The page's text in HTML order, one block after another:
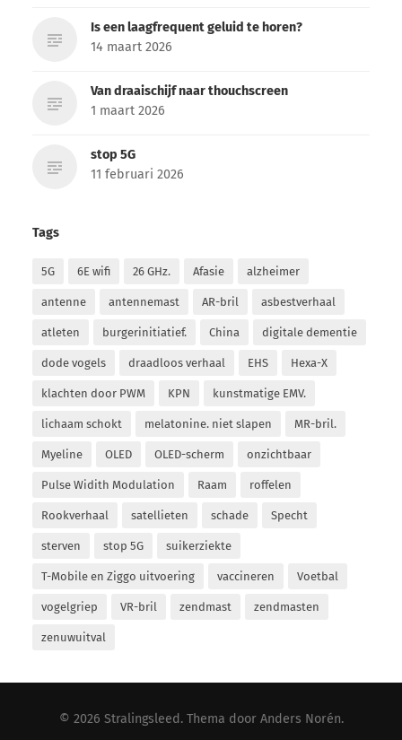
Is een laagfrequent geluid te horen?
14 maart 2026
Van draaischijf naar thouchscreen
1 maart 2026
stop 5G
11 februari 2026
Tags
5G 6E wifi 26 GHz. Afasie alzheimer
antenne antennemast AR-bril asbestverhaal
atleten burgerinitiatief. China digitale dementie
dode vogels draadloos verhaal EHS Hexa-X
klachten door PWM KPN kunstmatige EMV.
lichaam schokt melatonine. niet slapen MR-bril.
Myeline OLED OLED-scherm onzichtbaar
Pulse Widith Modulation Raam roffelen
Rookverhaal satellieten schade Specht
sterven stop 5G suikerziekte
T-Mobile en Ziggo uitvoering vaccineren Voetbal
vogelgriep VR-bril zendmast zendmasten
zenuwuitval
© 2026 Stralingsleed . Thema door Anders Norén.